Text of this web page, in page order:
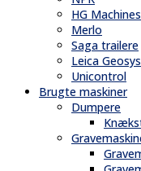
HG Machines
Merlo
Saga trailere
Leica
Unicontrol
Brugte maskiner
Dumpere